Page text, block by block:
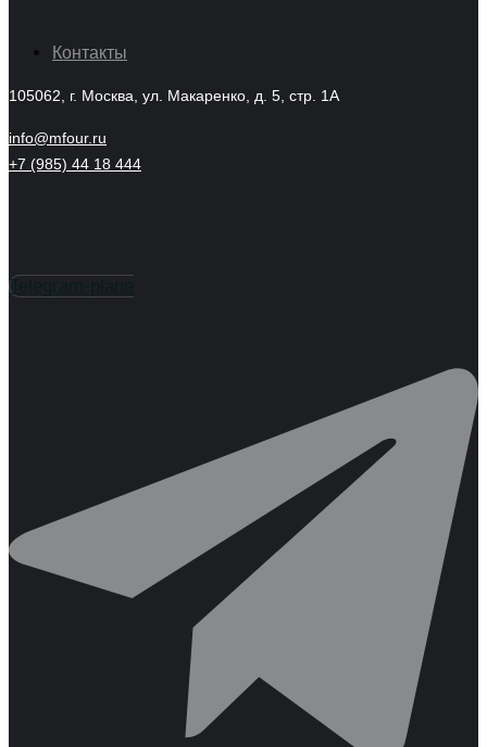
Контакты
105062, г. Москва, ул. Макаренко, д. 5, стр. 1А
info@mfour.ru
+7 (985) 44 18 444
Telegram-plane